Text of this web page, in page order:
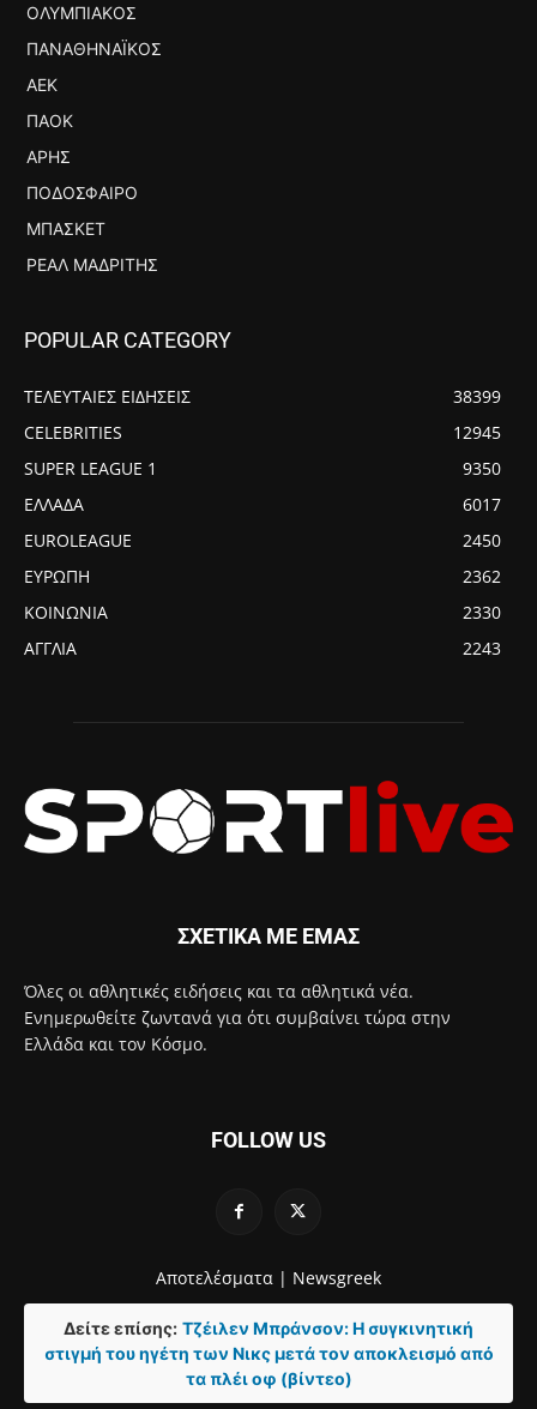
ΟΛΥΜΠΙΑΚΌΣ
ΠΑΝΑΘΗΝΑΪΚΌΣ
ΑΕΚ
ΠΑΟΚ
ΆΡΗΣ
ΠΟΔΌΣΦΑΙΡΟ
ΜΠΆΣΚΕΤ
ΡΕΆΛ ΜΑΔΡΊΤΗΣ
POPULAR CATEGORY
ΤΕΛΕΥΤΑΙΕΣ ΕΙΔΗΣΕΙΣ
38399
CELEBRITIES
12945
SUPER LEAGUE 1
9350
ΕΛΛΑΔΑ
6017
EUROLEAGUE
2450
ΕΥΡΩΠΗ
2362
ΚΟΙΝΩΝΙΑ
2330
ΑΓΓΛΙΑ
2243
ΣΧΕΤΙΚΑ ΜΕ ΕΜΑΣ
Όλες οι αθλητικές ειδήσεις και τα αθλητικά νέα.
Ενημερωθείτε ζωντανά για ότι συμβαίνει τώρα στην
Ελλάδα και τον Κόσμο.
FOLLOW US
Αποτελέσματα | Newsgreek
Δείτε επίσης: Τζέιλεν Μπράνσον: Η συγκινητική
στιγμή του ηγέτη των Νικς μετά τον αποκλεισμό από
τα πλέι οφ (βίντεο)